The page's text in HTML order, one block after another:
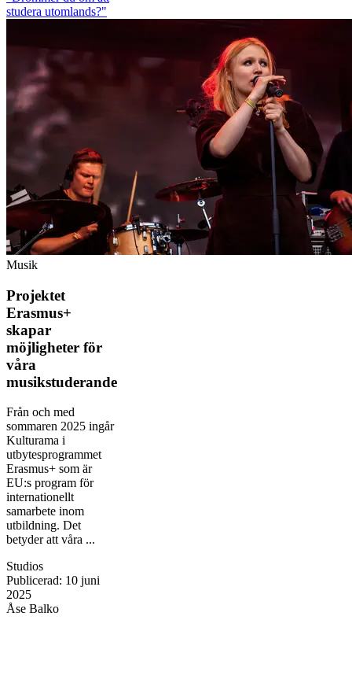
studera utomlands?"
Musik
Projektet
Erasmus+
skapar
möjligheter för
våra
musikstuderande
Från och med
sommaren 2025 ingår
Kulturama i
utbytesprogrammet
Erasmus+ som är
EU:s program för
internationellt
samarbete inom
utbildning. Det
betyder att våra ...
Studios
Publicerad: 10 juni
2025
Åse Balko